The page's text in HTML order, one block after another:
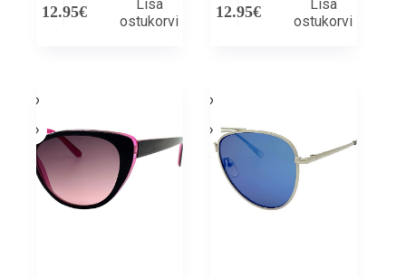
12.95€
Lisa
ostukorvi
12.95€
Lisa
ostukorvi